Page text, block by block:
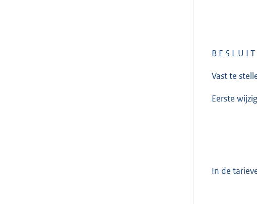
B E S L U I T
Vast te
Eerste
In de